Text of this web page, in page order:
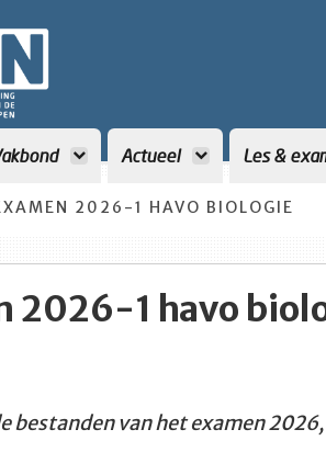
Actueel Les &
2026-1 HAVO BIOLOGIE
2026-1 havo
bestanden van het examen